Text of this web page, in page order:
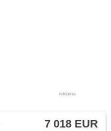
reklama
7 018 EUR